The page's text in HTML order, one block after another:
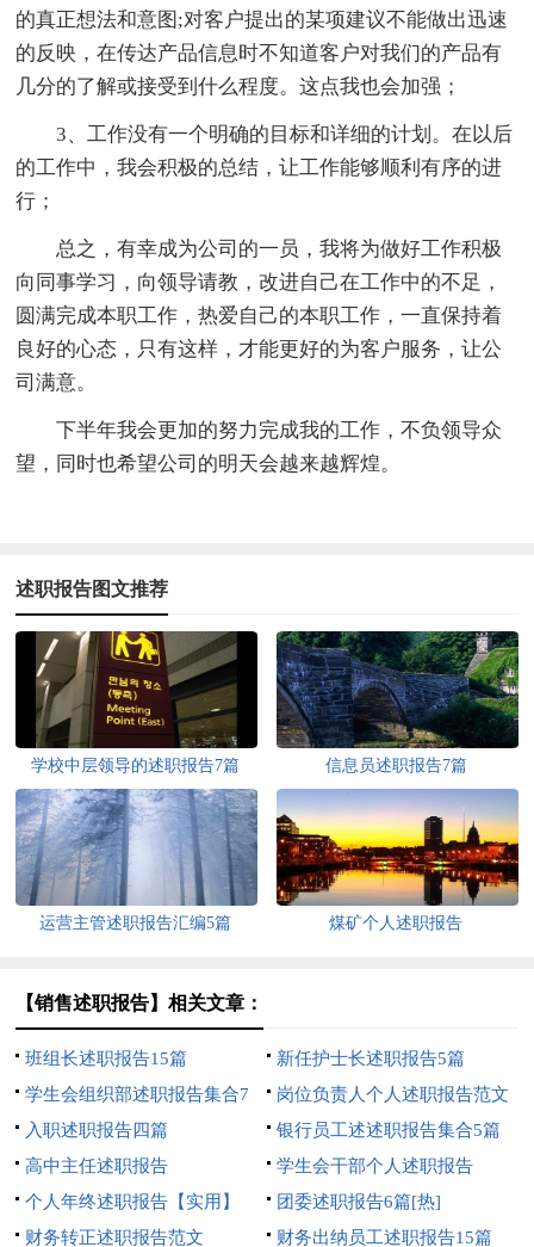
的真正想法和意图;对客户提出的某项建议不能做出迅速
的反映，在传达产品信息时不知道客户对我们的产品有
几分的了解或接受到什么程度。这点我也会加强；
3、工作没有一个明确的目标和详细的计划。在以后
的工作中，我会积极的总结，让工作能够顺利有序的进
行；
总之，有幸成为公司的一员，我将为做好工作积极
向同事学习，向领导请教，改进自己在工作中的不足，
圆满完成本职工作，热爱自己的本职工作，一直保持着
良好的心态，只有这样，才能更好的为客户服务，让公
司满意。
下半年我会更加的努力完成我的工作，不负领导众
望，同时也希望公司的明天会越来越辉煌。
述职报告图文推荐
学校中层领导的述职报告7篇 信息员述职报告7篇
运营主管述职报告汇编5篇 煤矿个人述职报告
【销售述职报告】相关文章：
班组长述职报告15篇
新任护士长述职报告5篇
学生会组织部述职报告集合7
篇
岗位负责人个人述职报告范文
入职述职报告四篇
银行员工述述职报告集合5篇
高中主任述职报告
学生会干部个人述职报告
个人年终述职报告【实用】
团委述职报告6篇[热]
财务转正述职报告范文
财务出纳员工述职报告15篇